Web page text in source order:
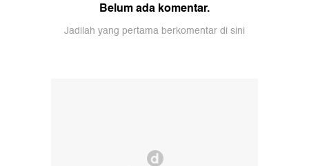
Belum ada komentar.
Jadilah yang pertama berkomentar di sini